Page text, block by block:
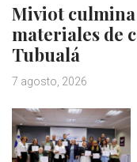
Miviot
materiales de
Tubualá
7 agosto, 2026